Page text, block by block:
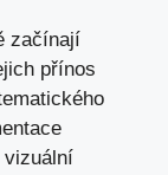
začínají
přínos
vizuální